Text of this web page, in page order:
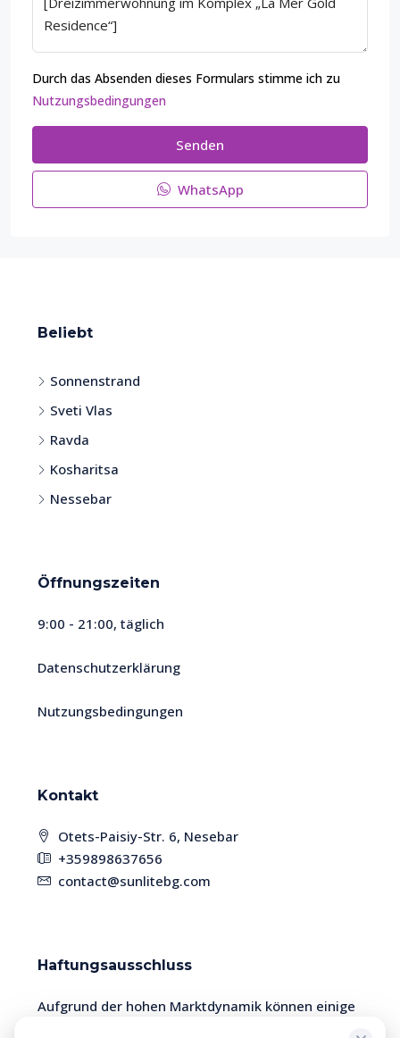
Durch das Absenden dieses Formulars stimme ich zu
Nutzungsbedingungen
Senden
WhatsApp
Beliebt
Sonnenstrand
Sveti Vlas
Ravda
Kosharitsa
Nessebar
Öffnungszeiten
9:00 - 21:00, täglich
Datenschutzerklärung
Nutzungsbedingungen
Kontakt
Otets-Paisiy-Str. 6, Nesebar
+359898637656
contact@sunlitebg.com
Haftungsausschluss
Aufgrund der hohen Marktdynamik können einige